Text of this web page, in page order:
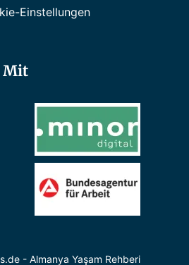
Einstellungen
Mit
- Almanya Yaşam Rehberi